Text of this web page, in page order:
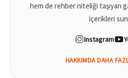
hem de rehber niteliği taşıyan
içerikleri
Instagram
HAKKIMDA DAHA